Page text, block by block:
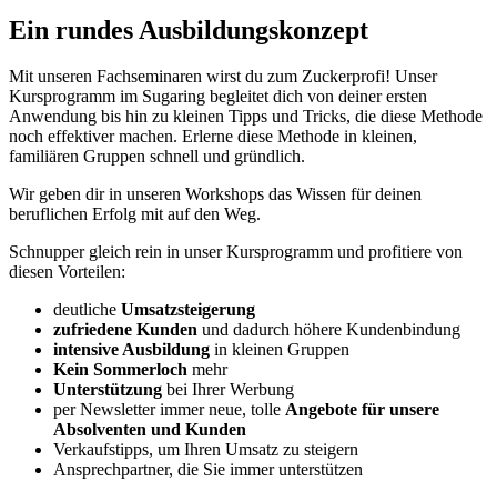
Ein rundes Ausbildungskonzept
Mit unseren Fachseminaren wirst du zum Zuckerprofi! Unser
Kursprogramm im Sugaring begleitet dich von deiner ersten
Anwendung bis hin zu kleinen Tipps und Tricks, die diese Methode
noch effektiver machen. Erlerne diese Methode in kleinen,
familiären Gruppen schnell und gründlich.
Wir geben dir in unseren Workshops das Wissen für deinen
beruflichen Erfolg mit auf den Weg.
Schnupper gleich rein in unser Kursprogramm und profitiere von
diesen Vorteilen:
deutliche Umsatzsteigerung
zufriedene Kunden und dadurch höhere Kundenbindung
intensive Ausbildung in kleinen Gruppen
Kein Sommerloch mehr
Unterstützung bei Ihrer Werbung
per Newsletter immer neue, tolle Angebote für unsere
Absolventen und Kunden
Verkaufstipps, um Ihren Umsatz zu steigern
Ansprechpartner, die Sie immer unterstützen